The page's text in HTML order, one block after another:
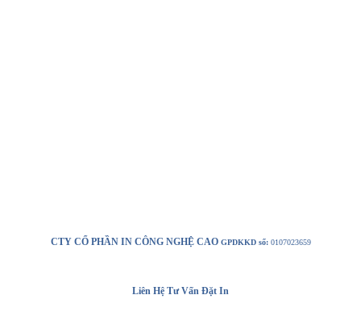
CTY CỔ PHẦN IN CÔNG NGHỆ CAO GPDKKD số:0107023659
Liên Hệ Tư Vấn Đặt In